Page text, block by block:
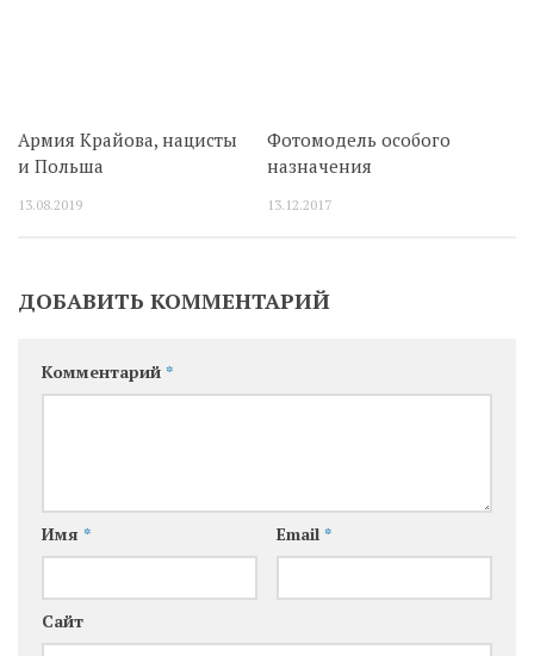
Армия Крайова, нацисты
и Польша
13.08.2019
Фотомодель особого
назначения
13.12.2017
ДОБАВИТЬ КОММЕНТАРИЙ
Комментарий *
Имя * Email *
Сайт